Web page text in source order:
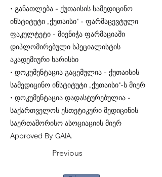
• განათლება - ქუთაისის სამედიცინო
ინსტიტუტი „ქუთაისი“ - ფარმაცევტული
ფაკულტეტი - მიენიჭა ფარმაციაში
დიპლომირებული სპეციალისტის
აკადემიური ხარისხი
• დოკუმენტაცია გაცემულია - ქუთაისის
სამედიცინო ინსტიტუტი „ქუთაისი“-ს მიერ
• დოკუმენტაცია დადასტურებულია -
საქართველოს ესთეტიკური მედიცინის
საერთაშორისო ასოციაციის მიერ
Approved By GAIA.
Previous